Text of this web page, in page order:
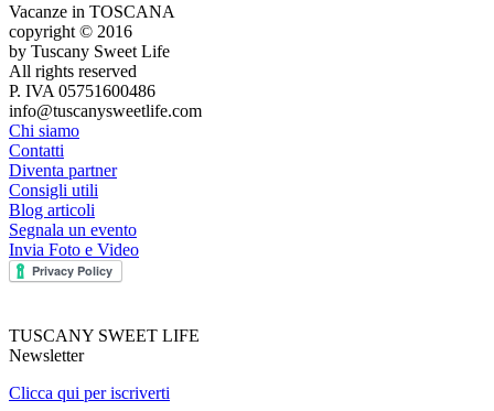
Vacanze in TOSCANA
copyright © 2016
by Tuscany Sweet Life
All rights reserved
P. IVA 05751600486
info@tuscanysweetlife.com
Chi siamo
Contatti
Diventa partner
Consigli utili
Blog articoli
Segnala un evento
Invia Foto e Video
TUSCANY SWEET LIFE
Newsletter
Clicca qui per iscriverti